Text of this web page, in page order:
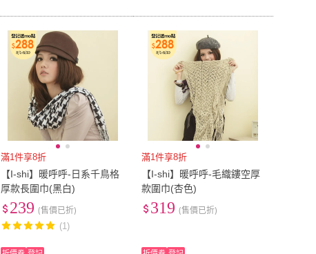
滿1件享8折
【I-shi】暖呼呼-日系千鳥格
厚款長圍巾(黑白)
239 (售價已折)
(1)
滿1件享8折
【I-shi】暖呼呼-毛織鏤空厚
款圍巾(杏色)
319 (售價已折)